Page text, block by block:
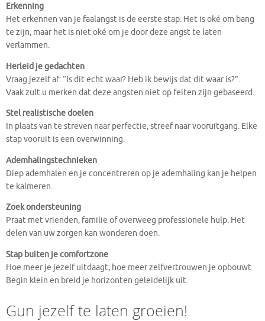
Erkenning
Het erkennen van je faalangst is de eerste stap. Het is oké om bang
te zijn, maar het is niet oké om je door deze angst te laten
verlammen.
Herleid je gedachten
Vraag jezelf af: “Is dit echt waar? Heb ik bewijs dat dit waar is?”.
Vaak zult u merken dat deze angsten niet op feiten zijn gebaseerd.
Stel realistische doelen
In plaats van te streven naar perfectie, streef naar vooruitgang. Elke
stap vooruit is een overwinning.
Ademhalingstechnieken
Diep ademhalen en je concentreren op je ademhaling kan je helpen
te kalmeren.
Zoek ondersteuning
Praat met vrienden, familie of overweeg professionele hulp. Het
delen van uw zorgen kan wonderen doen.
Stap buiten je comfortzone
Hoe meer je jezelf uitdaagt, hoe meer zelfvertrouwen je opbouwt.
Begin klein en breid je horizonten geleidelijk uit.
Gun jezelf te laten groeien!